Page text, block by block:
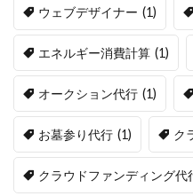
ウェブデザイナー (1)
エネルギー消費計算 (1)
オークション代行 (1)
お墓参り代行 (1) ク
クラウドファンディング代